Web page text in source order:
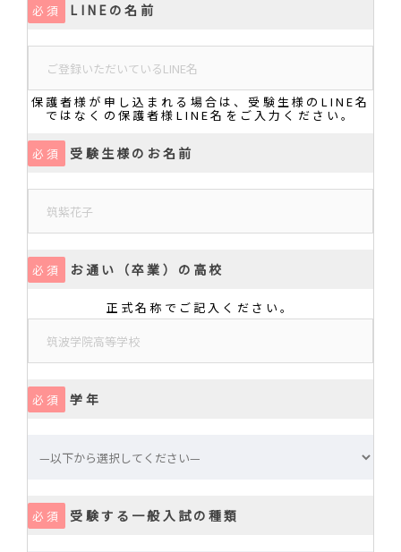
必須 LINEの名前
保護者様が申し込まれる場合は、受験生様のLINE名
ではなくの保護者様LINE名をご入力ください。
必須 受験生様のお名前
必須 お通い（卒業）の高校
正式名称でご記入ください。
必須 学年
必須 受験する一般入試の種類